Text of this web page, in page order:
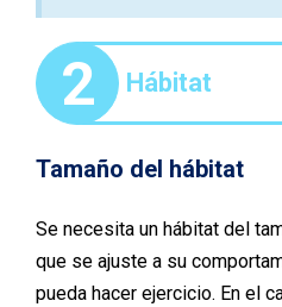
2 Hábitat
Tamaño del hábitat
Se necesita un hábitat del
que se ajuste a su
pueda hacer ejercicio. En el